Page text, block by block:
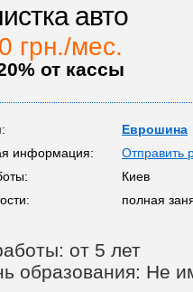
авто
грн./мес.
от кассы
Еврошина
информация:
Отправить
Киев
полная
от 5 лет
образования: Не